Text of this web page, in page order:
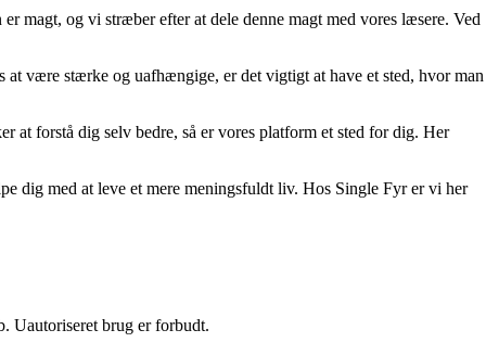
magt, og vi stræber efter at dele denne magt med vores læsere. Ved
være stærke og uafhængige, er det vigtigt at have et sted, hvor man
at forstå dig selv bedre, så er vores platform et sted for dig. Her
dig med at leve et mere meningsfuldt liv. Hos Single Fyr er vi her
Uautoriseret brug er forbudt.